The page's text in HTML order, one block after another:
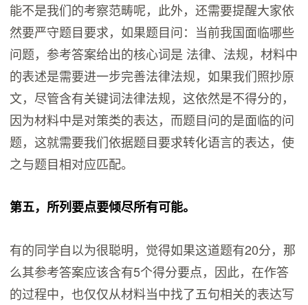
能不是我们的考察范畴呢，此外，还需要提醒大家依
然要严守题目要求，如果题目问：当前我国面临哪些
问题，参考答案给出的核心词是 法律、法规，材料中
的表述是需要进一步完善法律法规，如果我们照抄原
文，尽管含有关键词法律法规，这依然是不得分的，
因为材料中是对策类的表达，而题目问的是面临的问
题，这就需要我们依据题目要求转化语言的表达，使
之与题目相对应匹配。
第五，所列要点要倾尽所有可能。
有的同学自以为很聪明，觉得如果这道题有20分，那
么其参考答案应该含有5个得分要点，因此，在作答
的过程中，也仅仅从材料当中找了五句相关的表达写